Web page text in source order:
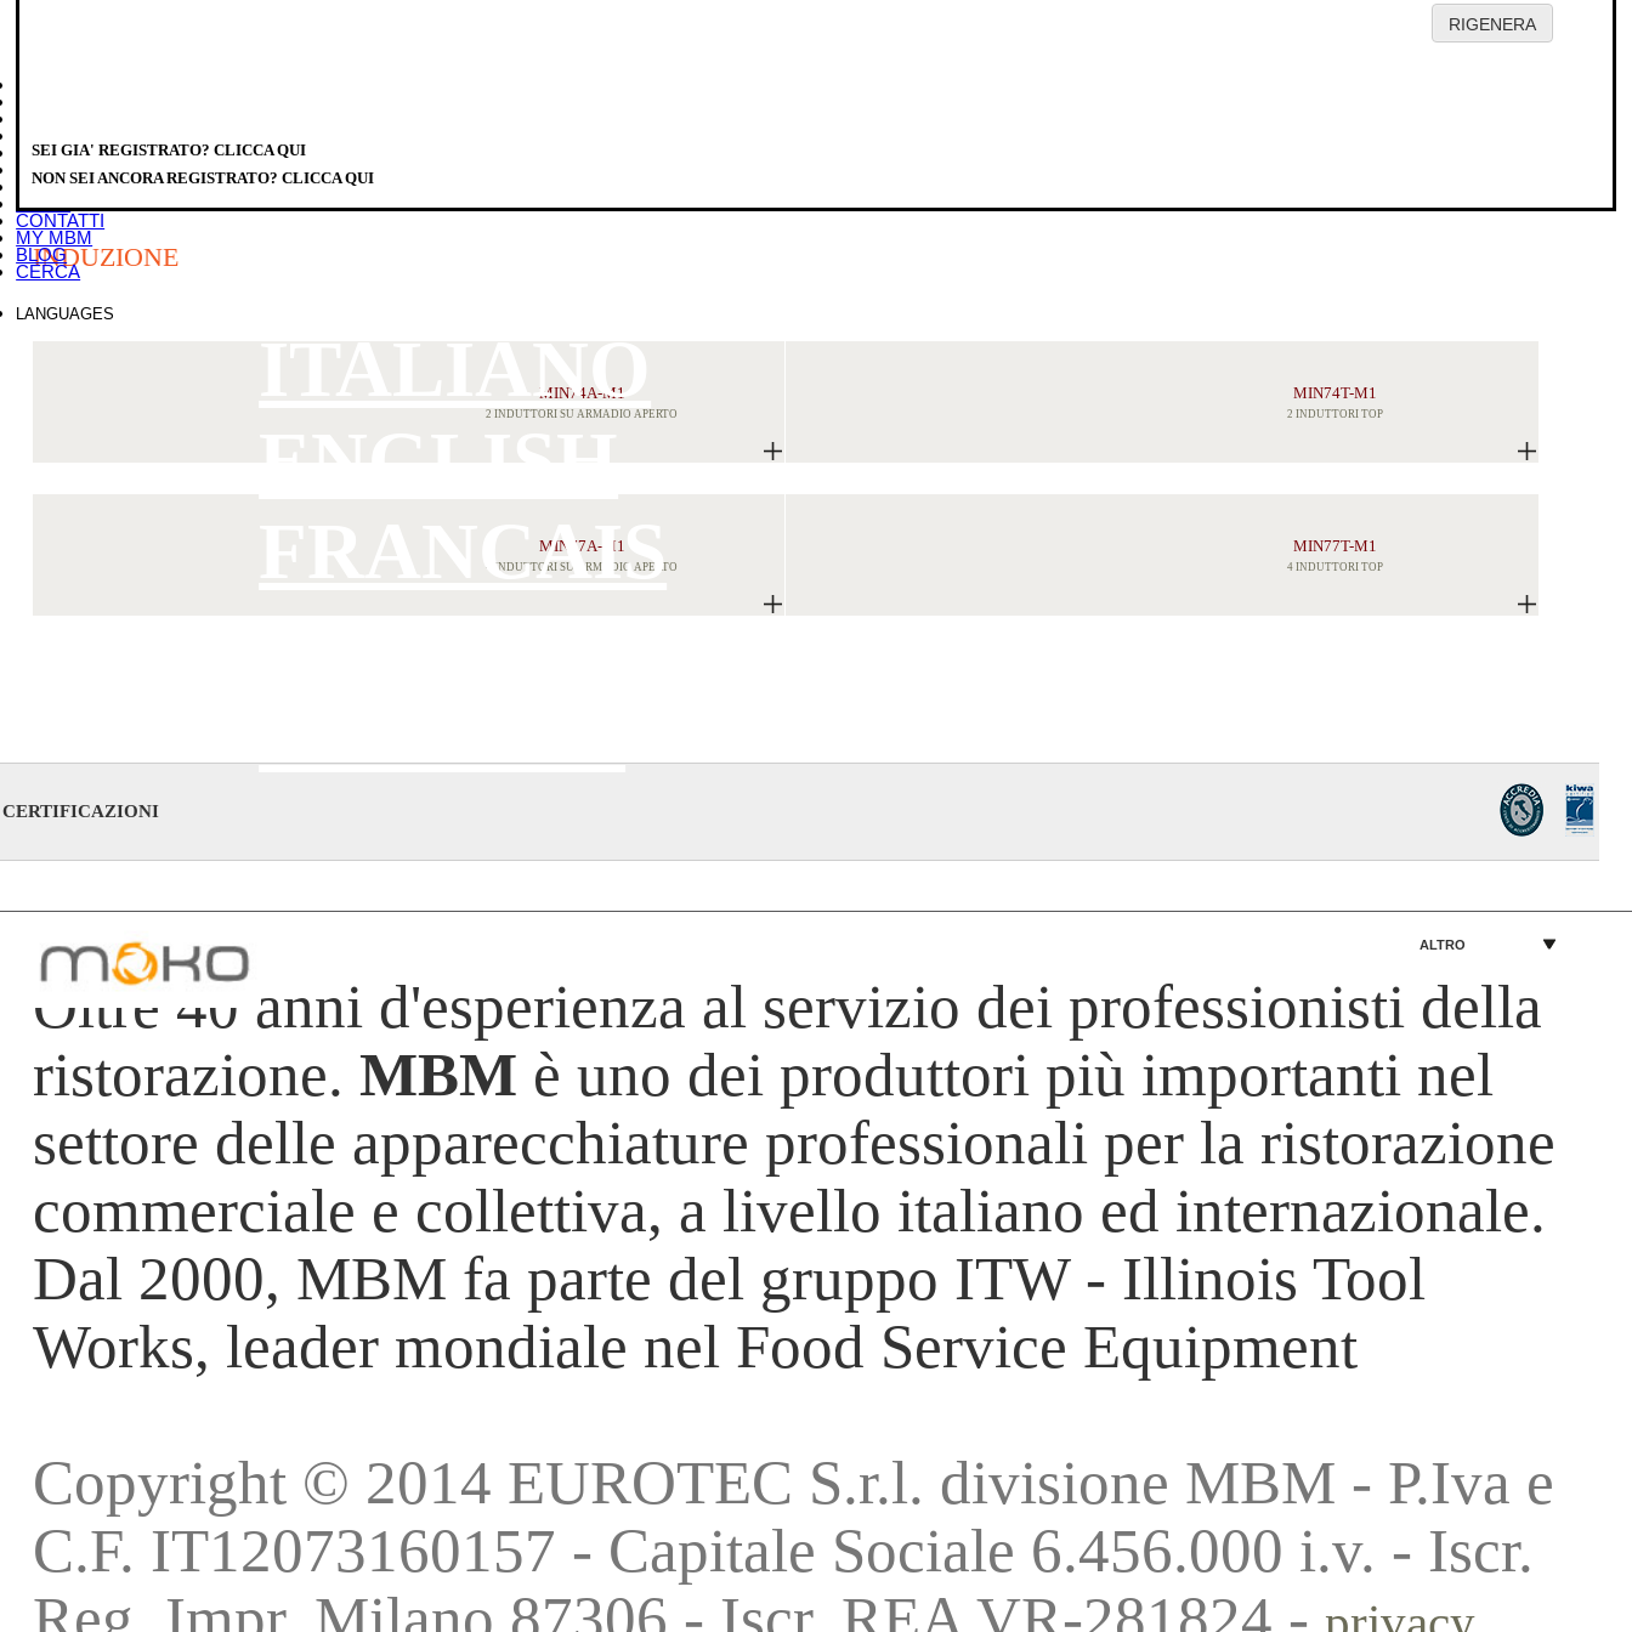
SERVICE
DOWNLOAD
EVENTI
NEWS
CONTATTI
MY MBM
BLOG
CERCA
LANGUAGES
ITALIANO
FRANCAIS
SEI GIA' REGISTRATO? CLICCA QUI
NON SEI ANCORA REGISTRATO? CLICCA QUI
INDUZIONE
MIN74A-M1
2 INDUTTORI SU ARMADIO APERTO
MIN74T-M1
2 INDUTTORI TOP
MIN77A-M1
4 INDUTTORI SU ARMADIO APERTO
MIN77T-M1
4 INDUTTORI TOP
CERTIFICAZIONI
ALTRO
Oltre 40 anni d'esperienza al servizio dei professionisti della
ristorazione. MBM è uno dei produttori più importanti nel
settore delle apparecchiature professionali per la ristorazione
commerciale e collettiva, a livello italiano ed internazionale.
Dal 2000, MBM fa parte del gruppo ITW - Illinois Tool
Works, leader mondiale nel Food Service Equipment
Copyright © 2014 EUROTEC S.r.l. divisione MBM - P.Iva e
C.F. IT12073160157 - Capitale Sociale 6.456.000 i.v. - Iscr.
Reg. Impr. Milano 87306 - Iscr. REA VR-281824 -